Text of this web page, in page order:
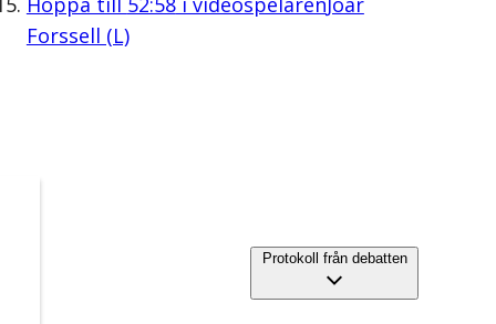
Forssell (L)
Protokoll från debatten